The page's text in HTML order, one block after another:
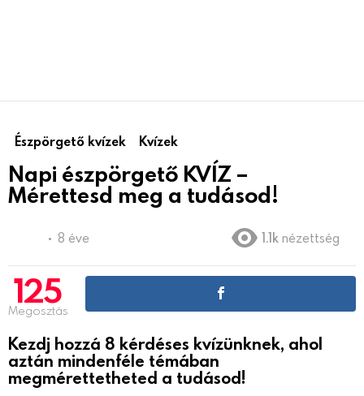
Észpörgető kvízek Kvízek
Napi észpörgető KVÍZ –
Mérettesd meg a tudásod!
8 éve 1.1k nézettség
125
Megosztás
Kezdj hozzá 8 kérdéses kvízünknek, ahol
aztán mindenféle témában
megmérettetheted a tudásod!